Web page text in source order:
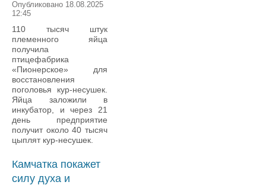
Опубликовано 18.08.2025
12:45
110 тысяч штук
племенного яйца
получила
птицефабрика
«Пионерское» для
восстановления
поголовья кур-несушек.
Яйца заложили в
инкубатор, и через 21
день предприятие
получит около 40 тысяч
цыплят кур-несушек.
Камчатка покажет
силу духа и